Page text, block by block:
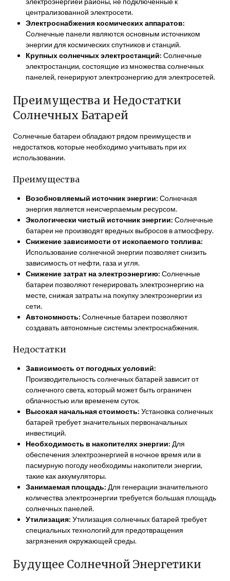
централизованной электросети.
Электроснабжения космических аппаратов:
Солнечные панели являются основным источником
энергии для космических спутников и станций.
Крупных солнечных электростанций: Солнечные
электростанции, состоящие из множества солнечных
панелей, генерируют электроэнергию для электросетей.
Преимущества и Недостатки
Солнечных Батарей
Солнечные батареи обладают рядом преимуществ и
недостатков, которые необходимо учитывать при их
использовании.
Преимущества
Возобновляемый источник энергии: Солнечная
энергия является неисчерпаемым ресурсом.
Экологически чистый источник энергии: Солнечные
батареи не производят вредных выбросов в атмосферу.
Снижение зависимости от ископаемого топлива:
Использование солнечной энергии позволяет снизить
зависимость от нефти, газа и угля.
Снижение затрат на электроэнергию: Солнечные
батареи позволяют генерировать электроэнергию на
месте, снижая затраты на покупку электроэнергии из
сети.
Автономность: Солнечные батареи позволяют
создавать автономные системы электроснабжения.
Недостатки
Зависимость от погодных условий:
Производительность солнечных батарей зависит от
солнечного света, который может быть ограничен
облачностью или временем суток.
Высокая начальная стоимость: Установка солнечных
батарей требует значительных первоначальных
инвестиций.
Необходимость в накопителях энергии: Для
обеспечения электроэнергией в ночное время или в
пасмурную погоду необходимы накопители энергии,
такие как аккумуляторы.
Занимаемая площадь: Для генерации значительного
количества электроэнергии требуется большая площадь
солнечных панелей.
Утилизация: Утилизация солнечных батарей требует
специальных технологий для предотвращения
загрязнения окружающей среды.
Будущее Солнечной Энергетики